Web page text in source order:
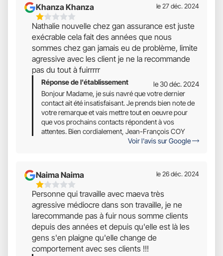
Khanza Khanza
1
Étoiles
Sur
5
le 27 déc. 2024
Nathalie nouvelle chez gan assurance est juste
exécrable cela fait des années que nous
sommes chez gan jamais eu de problème, limite
agressive avec les client je ne la recommande
pas du tout à fuirrrrr
Réponse de l'établissement
le 30 déc. 2024
Bonjour Madame, je suis navré que votre dernier
contact ait été insatisfaisant. Je prends bien note de
votre remarque et vais mettre tout en oeuvre pour
que vos prochains contacts répondent à vos
attentes. Bien cordialement, Jean-François COY
Voir l'avis sur Google
Naima Naima
1
Étoiles
Sur
5
le 26 déc. 2024
Personne qui travaille avec maeva très
agressive médiocre dans son travaille, je ne
larecommande pas à fuir nous somme clients
depuis des années et depuis qu'elle est là les
gens s'en plaigne qu'elle change de
comportement avec ses clients !!!